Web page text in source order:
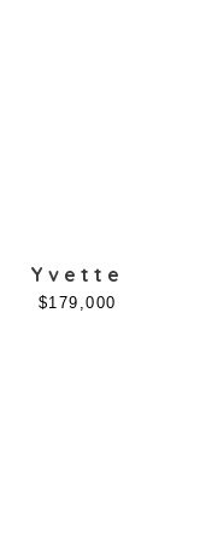
Yvette
$179,000